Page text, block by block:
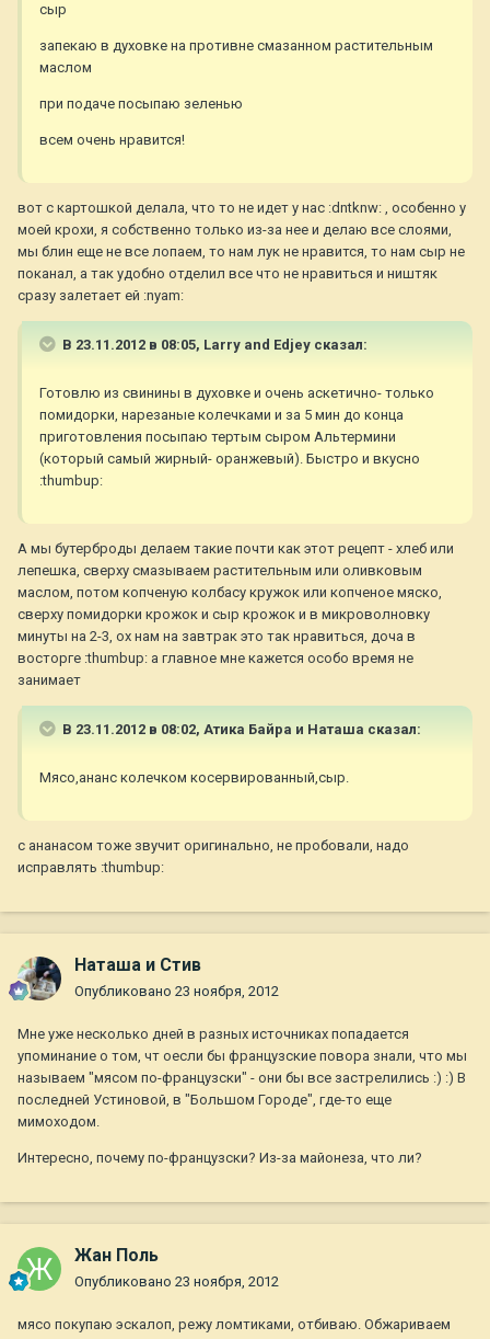
сыр
запекаю в духовке на противне смазанном растительным
маслом
при подаче посыпаю зеленью
всем очень нравится!
вот с картошкой делала, что то не идет у нас :dntknw: , особенно у
моей крохи, я собственно только из-за нее и делаю все слоями,
мы блин еще не все лопаем, то нам лук не нравится, то нам сыр не
поканал, а так удобно отделил все что не нравиться и ништяк
сразу залетает ей :nyam:
В 23.11.2012 в 08:05, Larry and Edjey сказал:
Готовлю из свинины в духовке и очень аскетично- только
помидорки, нарезаные колечками и за 5 мин до конца
приготовления посыпаю тертым сыром Альтермини
(который самый жирный- оранжевый). Быстро и вкусно
:thumbup:
А мы бутерброды делаем такие почти как этот рецепт - хлеб или
лепешка, сверху смазываем растительным или оливковым
маслом, потом копченую колбасу кружок или копченое мяско,
сверху помидорки крожок и сыр крожок и в микроволновку
минуты на 2-3, ох нам на завтрак это так нравиться, доча в
восторге :thumbup: а главное мне кажется особо время не
занимает
В 23.11.2012 в 08:02, Атика Байра и Наташа сказал:
Мясо,ананс колечком косервированный,сыр.
с ананасом тоже звучит оригинально, не пробовали, надо
исправлять :thumbup:
Наташа и Стив
Опубликовано 23 ноября, 2012
Мне уже несколько дней в разных источниках попадается
упоминание о том, чт оесли бы французские повора знали, что мы
называем "мясом по-французски" - они бы все застрелились :) :) В
последней Устиновой, в "Большом Городе", где-то еще
мимоходом.
Интересно, почему по-французски? Из-за майонеза, что ли?
Жан Поль
Опубликовано 23 ноября, 2012
мясо покупаю эскалоп, режу ломтиками, отбиваю. Обжариваем